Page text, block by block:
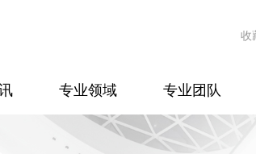
收
专业领域 专业团队